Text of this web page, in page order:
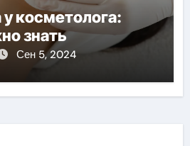
косметолога:
знать
Сен 5, 2024